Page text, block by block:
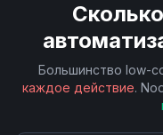
Get User
List User Projects
Большинство low-
каждое действие.